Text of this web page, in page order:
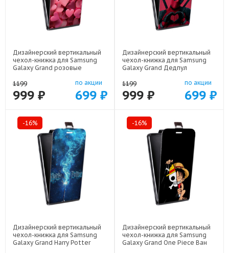
Дизайнерский вертикальный
чехол-книжка для Samsung
Galaxy Grand розовые
1199
999 ₽
по акции
699 ₽
Дизайнерский вертикальный
чехол-книжка для Samsung
Galaxy Grand Дедпул
1199
999 ₽
по акции
699 ₽
-16%
Дизайнерский вертикальный
чехол-книжка для Samsung
Galaxy Grand Harry Potter
-16%
Дизайнерский вертикальный
чехол-книжка для Samsung
Galaxy Grand One Piece Ван